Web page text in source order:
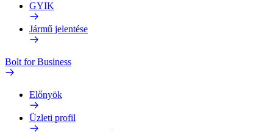
GYIK
Jármű jelentése
Bolt for Business
Előnyök
Üzleti profil